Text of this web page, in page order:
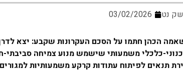
נט 03/02/2026
הכהן חתמו על הסכם העקרונות שקבע: יצא
כלכלי משמעותי שישמש מנוע צמיחה סביבתי-
תנאים לפיתוח עתודות קרקע משמעותיות